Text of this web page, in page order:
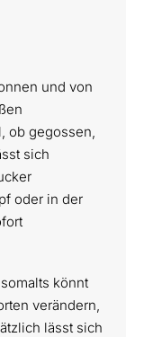
und von
ob gegossen,
sich
oder in der
könnt
verändern,
lässt sich